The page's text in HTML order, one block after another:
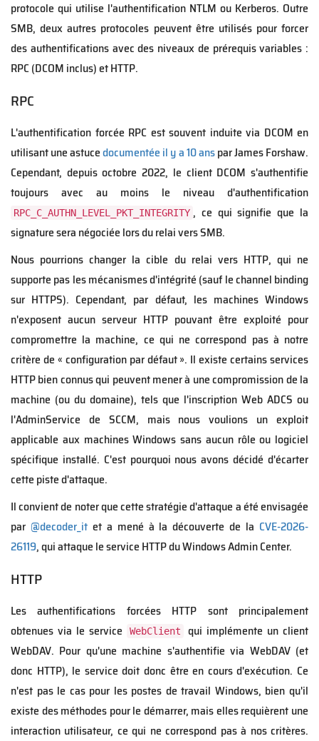
protocole qui utilise l'authentification NTLM ou Kerberos. Outre
SMB, deux autres protocoles peuvent être utilisés pour forcer
des authentifications avec des niveaux de prérequis variables :
RPC (DCOM inclus) et HTTP.
RPC
L'authentification forcée RPC est souvent induite via DCOM en
utilisant une astucedocumentée il y a 10 anspar James Forshaw.
Cependant, depuis octobre 2022, le client DCOM s'authentifie
toujours avec au moins le niveau d'authentification
RPC_C_AUTHN_LEVEL_PKT_INTEGRITY , ce qui signifie que la
signature sera négociée lors du relai vers SMB.
Nous pourrions changer la cible du relai vers HTTP, qui ne
supporte pas les mécanismes d'intégrité (sauf le channel binding
sur HTTPS). Cependant, par défaut, les machines Windows
n'exposent aucun serveur HTTP pouvant être exploité pour
compromettre la machine, ce qui ne correspond pas à notre
critère de « configuration par défaut ». Il existe certains services
HTTP bien connus qui peuvent mener à une compromission de la
machine (ou du domaine), tels que l'inscription Web ADCS ou
l'AdminService de SCCM, mais nous voulions un exploit
applicable aux machines Windows sans aucun rôle ou logiciel
spécifique installé. C'est pourquoi nous avons décidé d'écarter
cette piste d'attaque.
Il convient de noter que cette stratégie d'attaque a été envisagée
par @decoder_itet a mené à la découverte de la CVE-2026-
26119, qui attaque le service HTTP du Windows Admin Center.
HTTP
Les authentifications forcées HTTP sont principalement
obtenues via le service
WebClient
qui implémente un client
WebDAV. Pour qu'une machine s'authentifie via WebDAV (et
donc HTTP), le service doit donc être en cours d'exécution. Ce
n'est pas le cas pour les postes de travail Windows, bien qu'il
existe des méthodes pour le démarrer, mais elles requièrent une
interaction utilisateur, ce qui ne correspond pas à nos critères.